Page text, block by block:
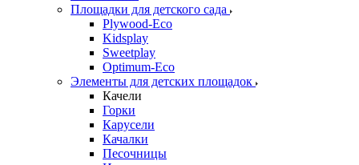
Площадки для детского сада
Plywood-Eco
Kidsplay
Sweetplay
Оptimum-Еco
Элементы для детских площадок
Качели
Горки
Карусели
Качалки
Песочницы